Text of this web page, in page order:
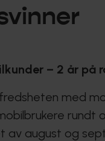
– 2 år på
med
rundt
av august og